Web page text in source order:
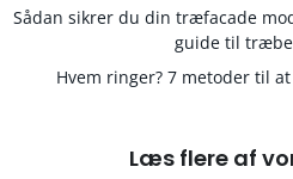
Sådan sikrer du din træfacade
guide til
Hvem ringer? 7 metoder til
Læs flere af